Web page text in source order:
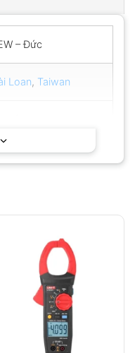
– Đức
Loan, Taiwan